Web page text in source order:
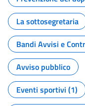
La sottosegretaria
Bandi Avvisi e
Avviso pubblico
Eventi sportivi (1)